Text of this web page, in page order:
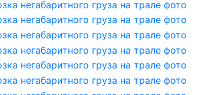
техника, используемая для сбора и
надежность и безопасность
и предотвращает ее повреждения во
Мы предоставляем